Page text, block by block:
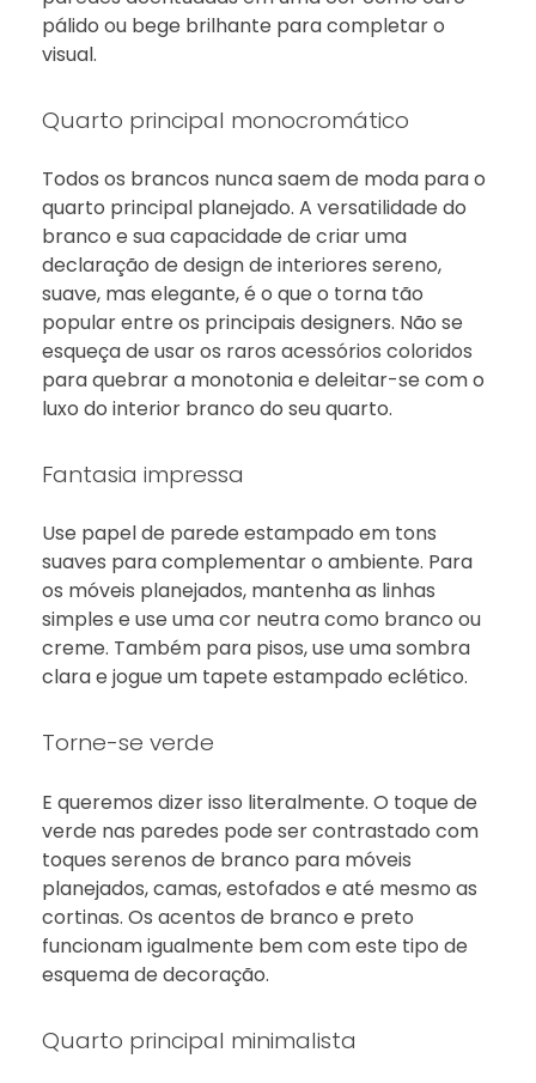
pálido ou bege brilhante para completar o
visual.
Quarto principal monocromático
Todos os brancos nunca saem de moda para o
quarto principal planejado. A versatilidade do
branco e sua capacidade de criar uma
declaração de design de interiores sereno,
suave, mas elegante, é o que o torna tão
popular entre os principais designers. Não se
esqueça de usar os raros acessórios coloridos
para quebrar a monotonia e deleitar-se com o
luxo do interior branco do seu quarto.
Fantasia impressa
Use papel de parede estampado em tons
suaves para complementar o ambiente. Para
os móveis planejados, mantenha as linhas
simples e use uma cor neutra como branco ou
creme. Também para pisos, use uma sombra
clara e jogue um tapete estampado eclético.
Torne-se verde
E queremos dizer isso literalmente. O toque de
verde nas paredes pode ser contrastado com
toques serenos de branco para móveis
planejados, camas, estofados e até mesmo as
cortinas. Os acentos de branco e preto
funcionam igualmente bem com este tipo de
esquema de decoração.
Quarto principal minimalista